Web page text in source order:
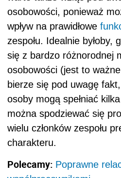
osobowości, ponieważ
wpływ na prawidłowe
zespołu. Idealnie byłoby,
się z bardzo różnorodnej
osobowości (jest to
bierze się pod uwagę
osoby mogą spełniać
można spodziewać się
wielu członków zespołu
charakteru.
Polecamy: Poprawne